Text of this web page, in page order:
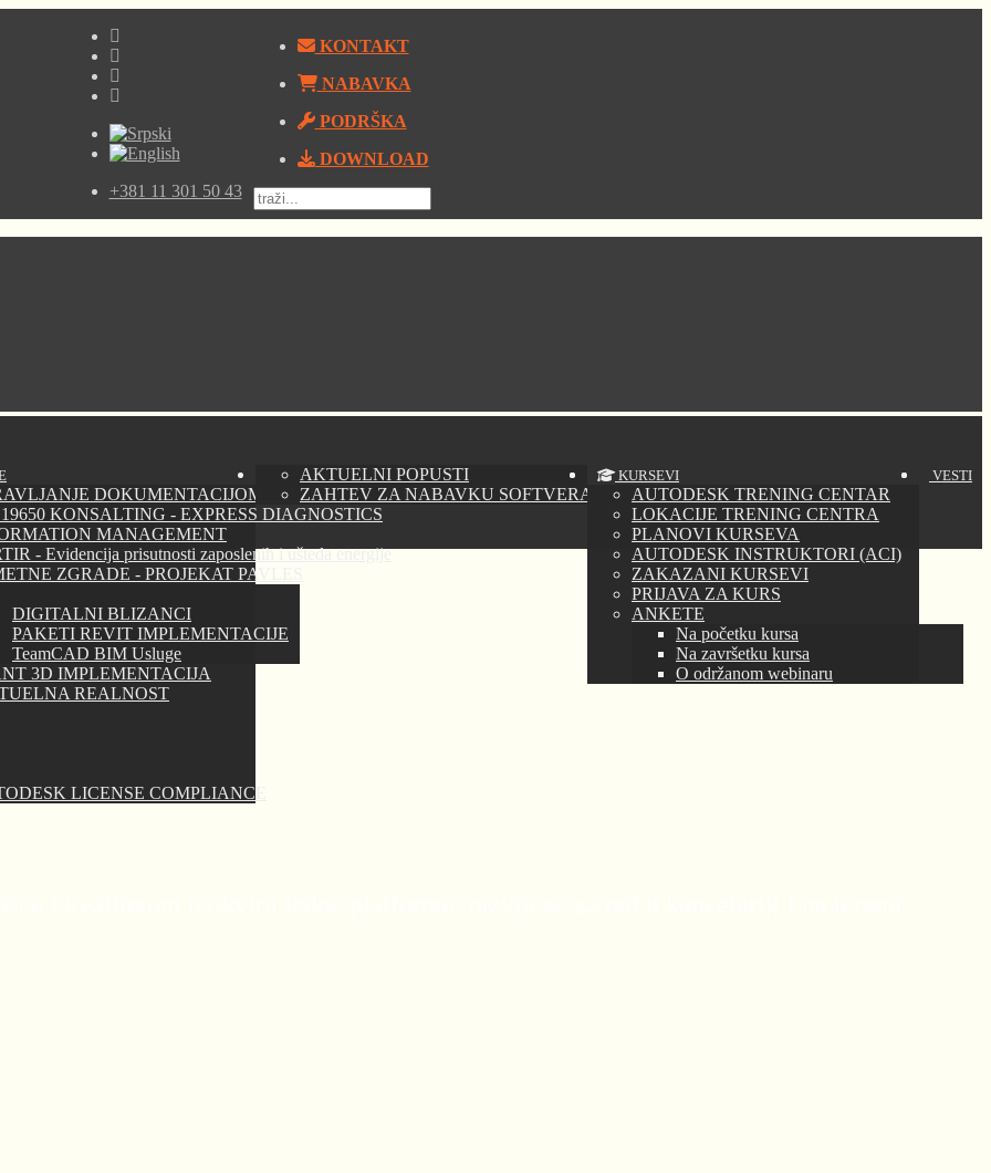
+381 11 301 50 43
KONTAKT
NABAVKA
PODRŠKA
DOWNLOAD
DOKUMENTACIJOM - AUTODESK VAULT
KONSALTING - EXPRESS DIAGNOSTICS
MANAGEMENT
- Evidencija prisutnosti zaposlenih i ušteda energije
ZGRADE - PROJEKAT PAVLES
DIGITALNI BLIZANCI
PAKETI REVIT IMPLEMENTACIJE
TeamCAD BIM Usluge
3D IMPLEMENTACIJA
REALNOST
LICENSE COMPLIANCE
AKTUELNI POPUSTI
ZAHTEV ZA NABAVKU SOFTVERA
KURSEVI
AUTODESK TRENING CENTAR
LOKACIJE TRENING CENTRA
PLANOVI KURSEVA
AUTODESK INSTRUKTORI (ACI)
ZAKAZANI KURSEVI
PRIJAVA ZA KURS
ANKETE
Na početku kursa
Na završetku kursa
O održanom webinaru
VESTI